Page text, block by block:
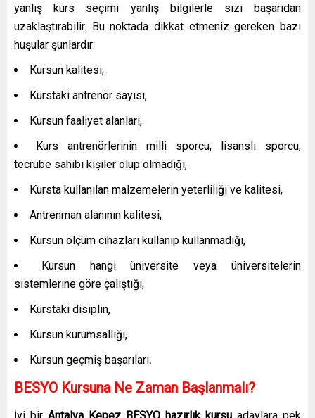
yanlış kurs seçimi yanlış bilgilerle sizi başarıdan
uzaklaştırabilir. Bu noktada dikkat etmeniz gereken bazı
huşular şunlardır:
Kursun kalitesi,
Kurstaki antrenör sayısı,
Kursun faaliyet alanları,
Kurs antrenörlerinin milli sporcu, lisanslı sporcu,
tecrübe sahibi kişiler olup olmadığı,
Kursta kullanılan malzemelerin yeterliliği ve kalitesi,
Antrenman alanının kalitesi,
Kursun ölçüm cihazları kullanıp kullanmadığı,
Kursun hangi üniversite veya üniversitelerin
sistemlerine göre çalıştığı,
Kurstaki disiplin,
Kursun kurumsallığı,
Kursun geçmiş başarıları.
BESYO Kursuna Ne Zaman Başlanmalı?
İyi bir Antalya Kepez BESYO hazırlık kursu adaylara pek